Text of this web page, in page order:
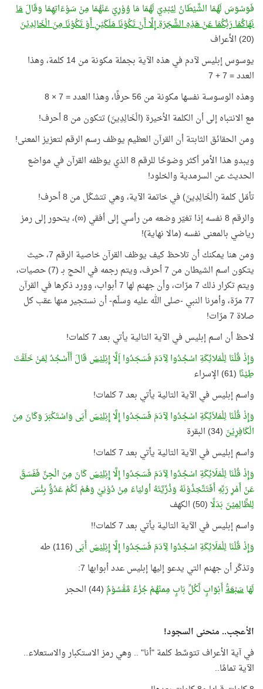
فَوَسْوَسَ لَهُمَا الشَّيْطَانُ لِيُبْدِيَ لَهُمَا مَا وُوْرِيَ عَنْهُمَا مِنْ سَوْءَاتِهِمَا وَقَالَمَا
نَهَاكُمَا رَبُّكُمَا عَنْ هَذِهِ الشَّجَرَةِ إِلَّا أَنْ تَكُوْنَا مَلَكَيْنِ أَوْ تَكُوْنَا مِنَ الْخَالِدِيْنَ
(20) الأعراف
يوسوس إبليس لآدم في هذه الآية بجملة مكونة من 14 كلمة، وهذا
العدد = 7 + 7
وهذه الوسوسة نفسها مكونة من 56 حرفًا، وهذا العدد = 7 × 8
مع الانتباه إلى أن الكلمة الأخيرة (الْخَالِدِينَ) تتكون من 8 أحرف!
ومن الحقائق الثابتة أن القرآن العظيم يوظف رسم الرقم لتعزيز المعنى!
ويبدو هذا الأمر أكثر وضوحًا للرقم 8 الذي يوظفه القرآن في مواضع
الحديث عن السرمدية والخلود!
تأمّل كلمة (الْخَالِدِينَ) في خاتمة الآية، وهي تتشكّل من 8 أحرف!
والرقم 8 نفسه إذا تغيّر وضعه من رأسي إلى أفقي (∞)، يتحور إلى رمز
رياضي بالمعنى نفسه (مالا نهاية)!
ومن هنا يمكنك أن تلاحظ كيف يوظف القرآن خاصية الرقم 7، حيث
يتكون اسم الشيطان من 7 أحرف، ويتم رجمه في الحج بـ (7) حصيات،
ويتم تكرار ذلك 7 مرّات، وأن جهنم لها 7 أبواب، وورد ذكرها في القرآن
77 مرّة، وأمرنا النبي -صلى الله عليه وسلّم- أن نستجير منها عقب كل
صلاة 7 مرّات!
لاحظ أن اسم إبليس في الآية التالية يأتي بعد 7 كلمات!
وَإِذْ قُلْنَا لِلْمَلائِكَةِ اسْجُدُوا لِآدَمَ فَسَجَدُوا إَلَّاإِبْلِيْسَ قَالَ أَأَسْجُدُ لِمَنْ خَلَقْتَ
طِيْنًا (61) الإسراء
واسم إبليس في الآية التالية يأتي بعد 7 كلمات!
وَإِذْ قُلْنَا لِلْمَلاَئِكَةِ اسْجُدُوا لِآدَمَ فَسَجَدُوا إِلَّاإِبْلِيْسَأَبَى وَاسْتَكْبَرَ وَكَانَ مِنَ
الْكَافِرِيْنَ (34) البقرة
واسم إبليس في الآية التالية يأتي بعد 7 كلمات!
وَإِذْ قُلْنَا لِلْمَلَائِكَةِ اسْجُدُوا لِآدَمَ فَسَجَدُوا إِلَّاإِبْلِيْسَكَانَ مِنَ الْجِنِّ فَفَسَقَ
عَنْ أَمْرِ رَبِّهِ أَفَتَتَّخِذُوْنَهُ وَذُرِّيَّتَهُ أوليَاءَ مِنْ دُوْنِيْ وَهُمْ لَكُمْ عَدُوٌّ بِئْسَ
لِلظَّالِمِيْنَ بَدَلًا(50) الكهف
واسم إبليس في الآية التالية يأتي بعد 7 كلمات!!
وَإِذْ قُلْنَا لِلْمَلَائِكَةِ اسْجُدُوا لِآدَمَ فَسَجَدُوا إِلَّاإِبْلِيْسَأَبَى (116) طه
وتذكّر أن جهنم التي يدعو إليها إبليس عدد أبوابها 7:
لَهَاسَبْعَةُأَبْوَابٍ لِّكُلِّ بَابٍ مِمنْهُمْ جُزْءٌ مَّقْسُوْمٌ (44) الحجر
الأعجب.. منحنى السجود!
في آية الأعراف تتوسَّط كلمة "أنا" .. وهي رمز الاستكبار والاستعلاء..
الآية تمامًا..